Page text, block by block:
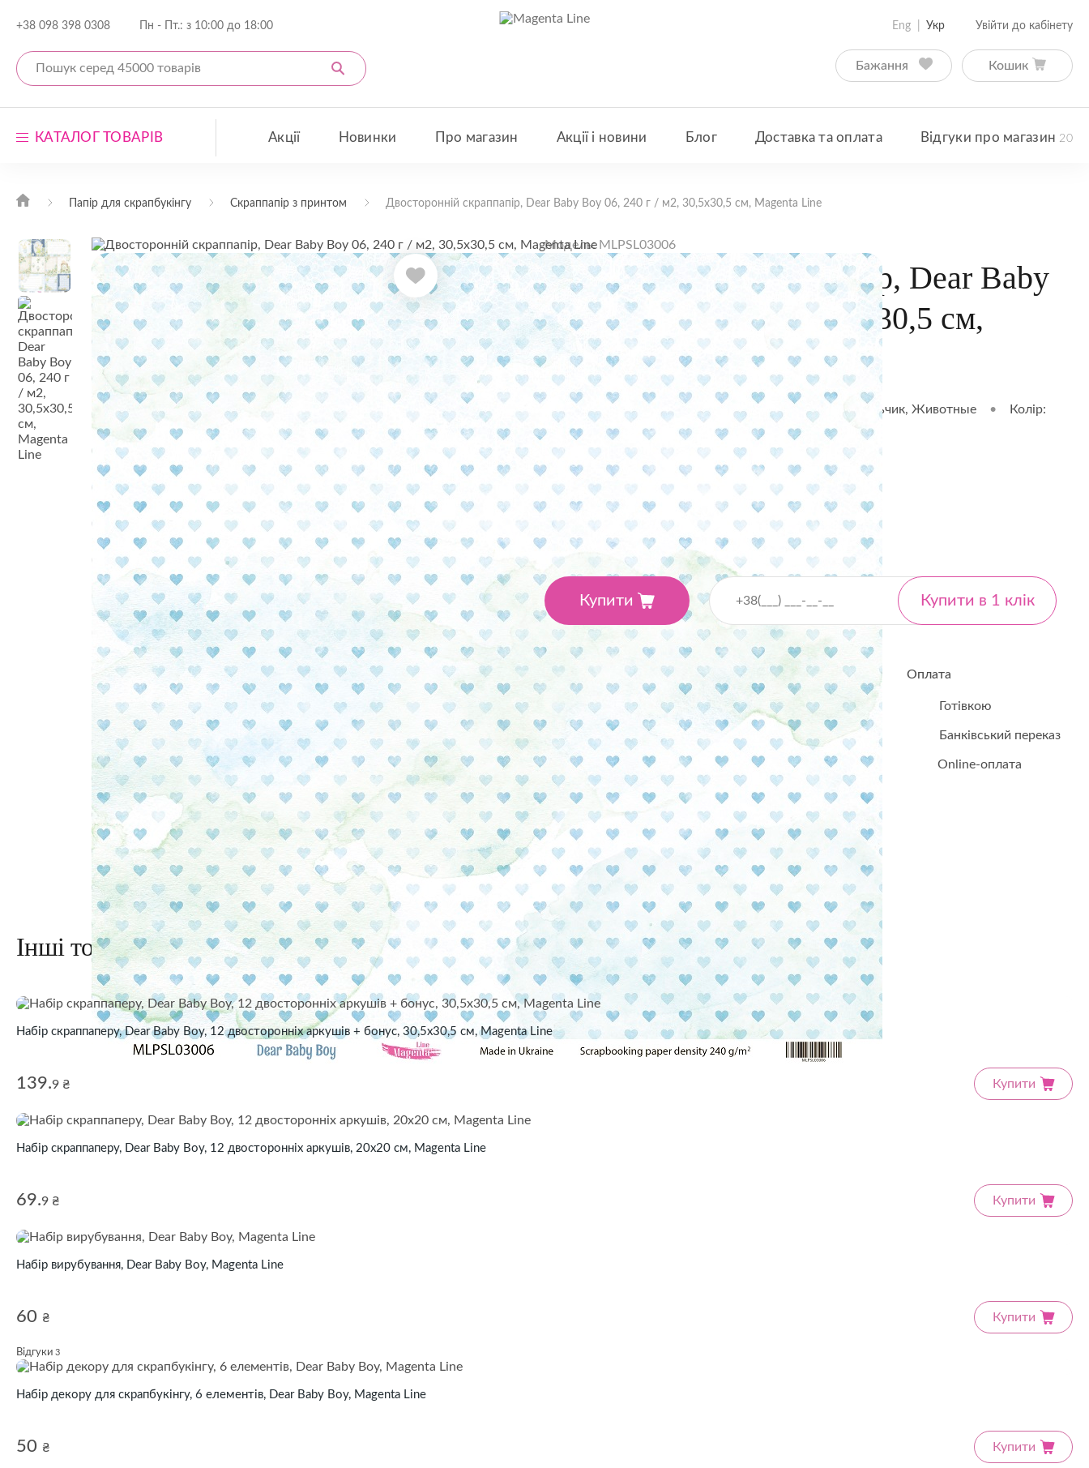
+38 098 398 0308 Пн - Пт.: з 10:00 до 18:00 Eng Укр Увійти до кабінету
Бажання Кошик
КАТАЛОГ ТОВАРІВ Акції Новинки Про магазин Акції і новини Блог Доставка та оплата Відгуки про магазин 20
Набори скраппаперу
Декор для скрапбукінгу
Заготівлі для декорування
Відкрити весь каталог Акційні товари Новинки
Папір для скрапбукінгу Скраппапір з принтом Двосторонній скраппапір, Dear Baby Boy 06, 240 г / м2, 30,5х30,5 см, Magenta Line
Модель: MLPSL03006
Двосторонній скраппапір, Dear Baby
Boy 06, 240 г / м2, 30,5х30,5 см,
Magenta Line
Виробник: Magenta Line • Тематика: Дитинство, Мальчик, Животные •
Колір:
Бежевый
• Колекція: Dear Baby Boy
12. 9 ₴
Купити
Доставка
Відділення «Нова пошта» - від 40 ₴
Кур'єром «Нова пошта» - від 60 ₴
При замовленні від 1000 ₴ - безкоштовно
Оплата
Готівкою
Банківський переказ
Online-оплата
Переваги
Обмін і повернення
Швидка відправка
Гарантія та надійність
Інші товари з колекції
Набір скраппаперу, Dear Baby Boy, 12 двосторонніх аркушів + бонус, 30,5х30,5 см, Magenta Line
139.9 ₴ Купити
Набір скраппаперу, Dear Baby Boy, 12 двосторонніх аркушів, 20х20 см, Magenta Line
69.9 ₴ Купити
Набір вирубування, Dear Baby Boy, Magenta Line
60 ₴ Купити
Відгуки 3
Набір декору для скрапбукінгу, 6 елементів, Dear Baby Boy, Magenta Line
50 ₴ Купити